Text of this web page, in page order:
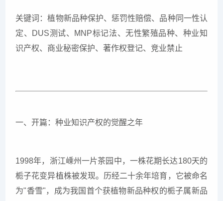
关键词：植物新品种保护、惩罚性赔偿、品种同一性认
定、DUS测试、MNP标记法、无性繁殖品种、种业知
识产权、商业秘密保护、著作权登记、竞业禁止
一、开篇：种业知识产权的觉醒之年
1998年，浙江嵊州一片茶园中，一株花期长达180天的
栀子花变异植株被发现。历经二十余年培育，它被命名
为"香雪"，成为我国首个获植物新品种权的栀子属新品